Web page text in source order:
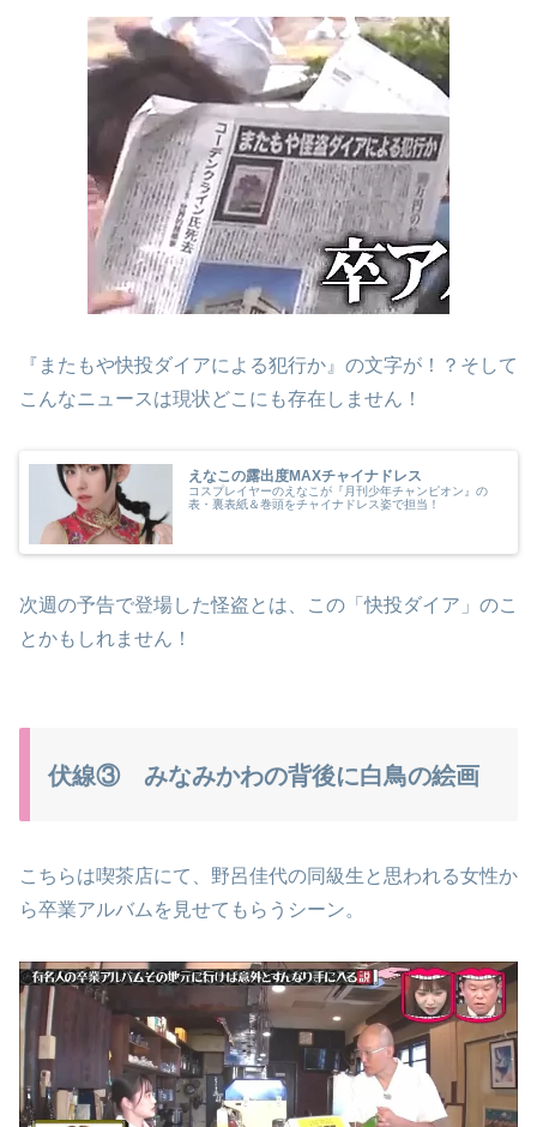
『またもや快投ダイアによる犯行か』の文字が！？そして
こんなニュースは現状どこにも存在しません！
えなこの露出度MAXチャイナドレス
コスプレイヤーのえなこが『月刊少年チャンピオン』の
表・裏表紙＆巻頭をチャイナドレス姿で担当！
次週の予告で登場した怪盗とは、この「快投ダイア」のこ
とかもしれません！
伏線③ みなみかわの背後に白鳥の絵画
こちらは喫茶店にて、野呂佳代の同級生と思われる女性か
ら卒業アルバムを見せてもらうシーン。